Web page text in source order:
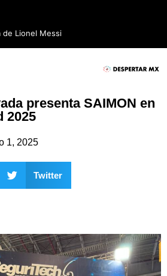
de Lionel Messi
presenta SAIMON en
2025
1, 2025
Twitter